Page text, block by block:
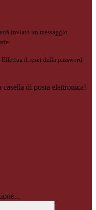
inviato un messaggio
il reset della password
di posta elettronica!